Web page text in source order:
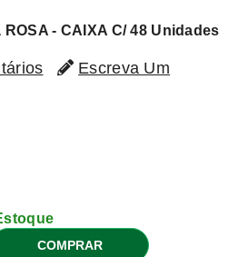
- CAIXA C/ 48 Unidades
Escreva Um
COMPRAR